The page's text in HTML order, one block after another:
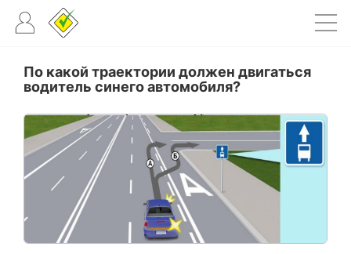
По какой траектории должен двигаться
водитель синего автомобиля?